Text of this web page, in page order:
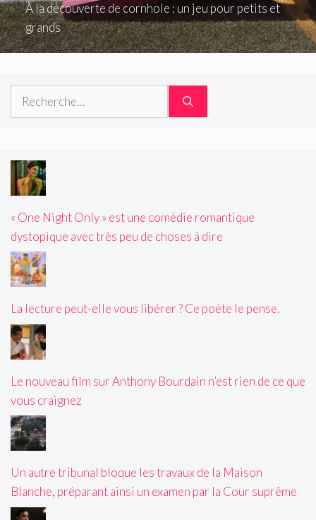
À la découverte de cornhole : un jeu pour petits et
grands
Rechercher :
« One Night Only » est une comédie romantique
dystopique avec très peu de choses à dire
La lecture peut-elle vous libérer ? Ce poète le pense.
Le nouveau film sur Anthony Bourdain n’est rien de ce que
vous craignez
Un autre tribunal bloque les travaux de la Maison
Blanche, préparant ainsi un examen par la Cour suprême